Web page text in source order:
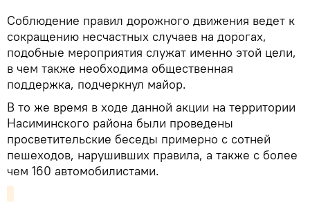
Соблюдение правил дорожного движения ведет к
сокращению несчастных случаев на дорогах,
подобные мероприятия служат именно этой цели,
в чем также необходима общественная
поддержка, подчеркнул майор.
В то же время в ходе данной акции на территории
Насиминского района были проведены
просветительские беседы примерно с сотней
пешеходов, нарушивших правила, а также с более
чем 160 автомобилистами.